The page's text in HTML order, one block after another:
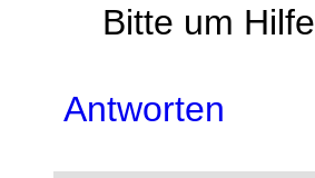
Bitte um Hilfe
Antworten